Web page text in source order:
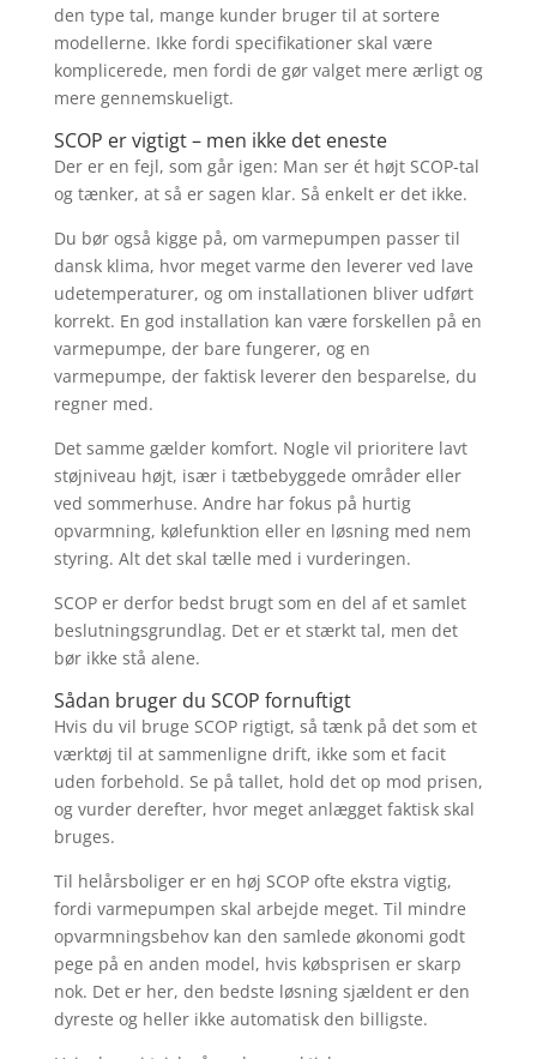
den type tal, mange kunder bruger til at sortere
modellerne. Ikke fordi specifikationer skal være
komplicerede, men fordi de gør valget mere ærligt og
mere gennemskueligt.
SCOP er vigtigt – men ikke det eneste
Der er en fejl, som går igen: Man ser ét højt SCOP-tal
og tænker, at så er sagen klar. Så enkelt er det ikke.
Du bør også kigge på, om varmepumpen passer til
dansk klima, hvor meget varme den leverer ved lave
udetemperaturer, og om installationen bliver udført
korrekt. En god installation kan være forskellen på en
varmepumpe, der bare fungerer, og en
varmepumpe, der faktisk leverer den besparelse, du
regner med.
Det samme gælder komfort. Nogle vil prioritere lavt
støjniveau højt, især i tætbebyggede områder eller
ved sommerhuse. Andre har fokus på hurtig
opvarmning, kølefunktion eller en løsning med nem
styring. Alt det skal tælle med i vurderingen.
SCOP er derfor bedst brugt som en del af et samlet
beslutningsgrundlag. Det er et stærkt tal, men det
bør ikke stå alene.
Sådan bruger du SCOP fornuftigt
Hvis du vil bruge SCOP rigtigt, så tænk på det som et
værktøj til at sammenligne drift, ikke som et facit
uden forbehold. Se på tallet, hold det op mod prisen,
og vurder derefter, hvor meget anlægget faktisk skal
bruges.
Til helårsboliger er en høj SCOP ofte ekstra vigtig,
fordi varmepumpen skal arbejde meget. Til mindre
opvarmningsbehov kan den samlede økonomi godt
pege på en anden model, hvis købsprisen er skarp
nok. Det er her, den bedste løsning sjældent er den
dyreste og heller ikke automatisk den billigste.